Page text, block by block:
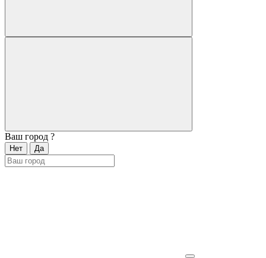
Ваш город ?
Нет Да